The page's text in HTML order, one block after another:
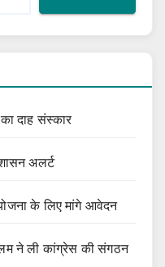
दाह संस्कार
अलर्ट
के लिए मांगे आवेदन
ने ली कांग्रेस की संगठन